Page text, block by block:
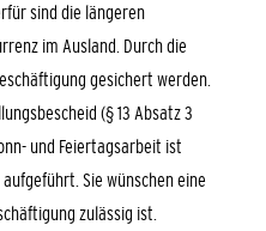
sind die längeren
im Ausland. Durch die
gesichert werden.
(§ 13 Absatz 3
und Feiertagsarbeit ist
Sie wünschen eine
zulässig ist.